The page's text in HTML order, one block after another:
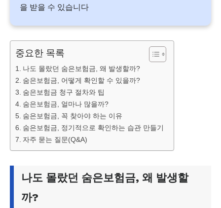
을 받을 수 있습니다
중요한 목록
나도 몰랐던 숨은보험금, 왜 발생할까?
숨은보험금, 어떻게 확인할 수 있을까?
숨은보험금 청구 절차와 팁
숨은보험금, 얼마나 많을까?
숨은보험금, 꼭 찾아야 하는 이유
숨은보험금, 정기적으로 확인하는 습관 만들기
자주 묻는 질문(Q&A)
나도 몰랐던 숨은보험금, 왜 발생할
까?